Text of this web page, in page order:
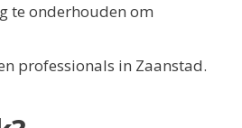
te onderhouden om
professionals in Zaanstad.